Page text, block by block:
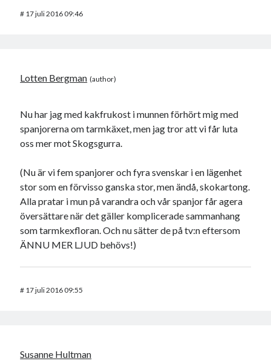
# 17 juli 2016 09:46
Lotten Bergman
Nu har jag med kakfrukost i munnen förhört mig med
spanjorerna om tarmkäxet, men jag tror att vi får luta
oss mer mot Skogsgurra.
(Nu är vi fem spanjorer och fyra svenskar i en lägenhet
stor som en förvisso ganska stor, men ändå, skokartong.
Alla pratar i mun på varandra och vår spanjor får agera
översättare när det gäller komplicerade sammanhang
som tarmkexfloran. Och nu sätter de på tv:n eftersom
ÄNNU MER LJUD behövs!)
# 17 juli 2016 09:55
Susanne Hultman